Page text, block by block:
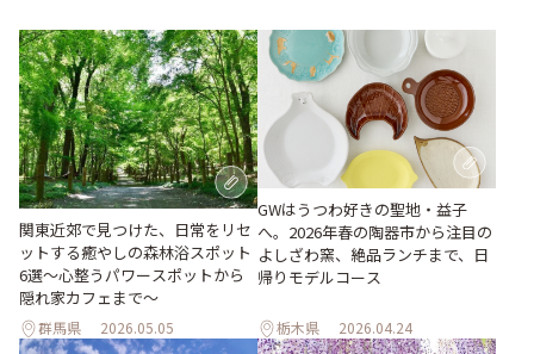
関東近郊で見つけた、日常をリセ
ットする癒やしの森林浴スポット
6選～心整うパワースポットから
隠れ家カフェまで～
群馬県 2026.05.05
GWはうつわ好きの聖地・益子
へ。2026年春の陶器市から注目の
よしざわ窯、絶品ランチまで、日
帰りモデルコース
栃木県 2026.04.24